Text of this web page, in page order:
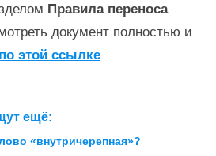
Правила переноса
документ полностью и
по этой ссылке
ещё:
«внутричерепная»?